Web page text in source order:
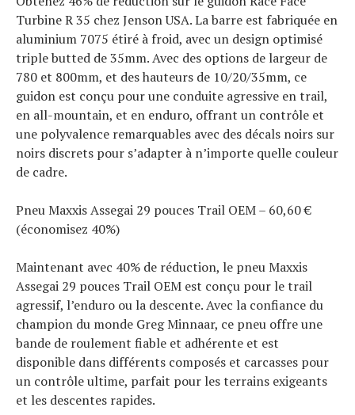
Turbine R 35 chez Jenson USA. La barre est fabriquée en
aluminium 7075 étiré à froid, avec un design optimisé
triple butted de 35mm. Avec des options de largeur de
780 et 800mm, et des hauteurs de 10/20/35mm, ce
guidon est conçu pour une conduite agressive en trail,
en all-mountain, et en enduro, offrant un contrôle et
une polyvalence remarquables avec des décals noirs sur
noirs discrets pour s’adapter à n’importe quelle couleur
de cadre.
Pneu Maxxis Assegai 29 pouces Trail OEM – 60,60 €
(économisez 40%)
Maintenant avec 40% de réduction, le pneu Maxxis
Assegai 29 pouces Trail OEM est conçu pour le trail
agressif, l’enduro ou la descente. Avec la confiance du
champion du monde Greg Minnaar, ce pneu offre une
bande de roulement fiable et adhérente et est
disponible dans différents composés et carcasses pour
un contrôle ultime, parfait pour les terrains exigeants
et les descentes rapides.